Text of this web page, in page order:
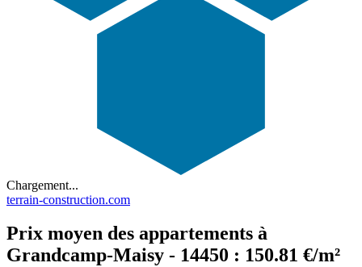
Chargement...
terrain-construction.com
Prix moyen des appartements à
Grandcamp-Maisy - 14450 : 150.81 €/m²